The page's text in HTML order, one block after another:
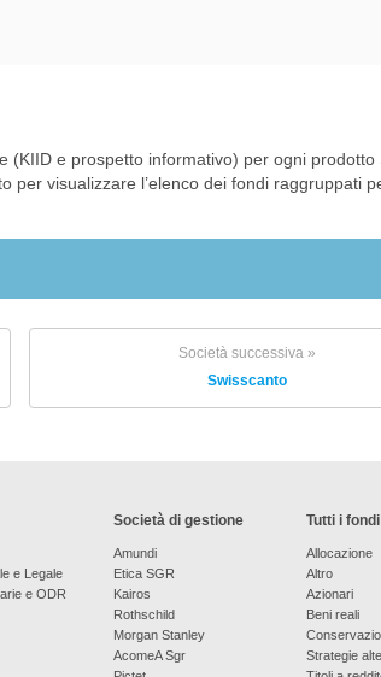
(KIID e prospetto informativo) per ogni prodotto
per visualizzare l’elenco dei fondi raggruppati
Società successiva »
Swisscanto
e Legale
e ODR
Società di gestione
Amundi
Etica SGR
Kairos
Rothschild
Morgan Stanley
AcomeA Sgr
Tutti i
Allocazione
Altro
Azionari
Beni reali
Strategie